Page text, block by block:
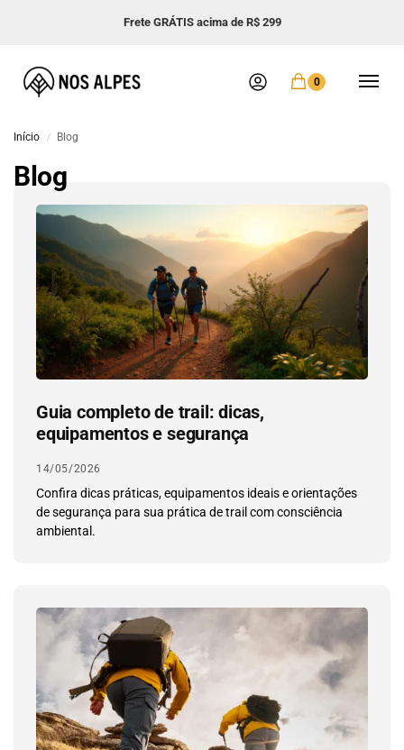
Frete GRÁTIS acima de R$ 299
0
Início / Blog
Blog
Guia completo de trail: dicas,
equipamentos e segurança
14/05/2026
Confira dicas práticas, equipamentos ideais e orientações
de segurança para sua prática de trail com consciência
ambiental.